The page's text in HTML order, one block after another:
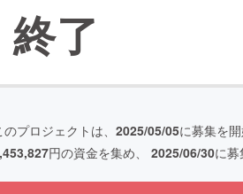
終了
のプロジェクトは、 2025/05/05に募集を開
円の資金を集め、 2025/06/30に